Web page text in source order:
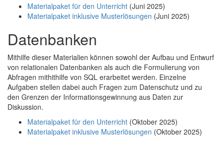
Materialpaket für den Unterricht (Juni 2025)
Materialpaket inklusive Musterlösungen (Juni 2025)
Datenbanken
Mithilfe dieser Materialien können sowohl der Aufbau und Entwurf
von relationalen Datenbanken als auch die Formulierung von
Abfragen mithithilfe von SQL erarbeitet werden. Einzelne
Aufgaben stellen dabei auch Fragen zum Datenschutz und zu
den Grenzen der Informationsgewinnung aus Daten zur
Diskussion.
Materialpaket für den Unterricht (Oktober 2025)
Materialpaket inklusive Musterlösungen (Oktober 2025)